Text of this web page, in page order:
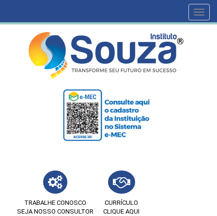
TRABALHE CONOSCO
SEJA NOSSO CONSULTOR
CURRÍCULO
CLIQUE AQUI